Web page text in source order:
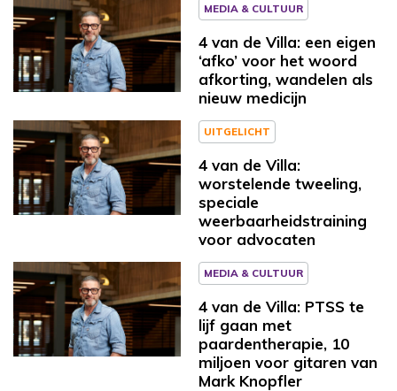
MEDIA & CULTUUR
4 van de Villa: een eigen
‘afko’ voor het woord
afkorting, wandelen als
nieuw medicijn
UITGELICHT
4 van de Villa:
worstelende tweeling,
speciale
weerbaarheidstraining
voor advocaten
MEDIA & CULTUUR
4 van de Villa: PTSS te
lijf gaan met
paardentherapie, 10
miljoen voor gitaren van
Mark Knopfler